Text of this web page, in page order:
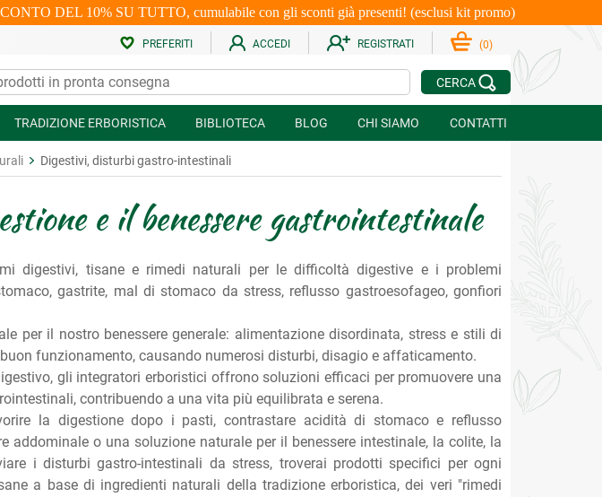
DEL 10% SU TUTTO, cumulabile con gli sconti già presenti! (esclusi kit promo)
PREFERITI ACCEDI REGISTRATI (0)
CERCA
TRADIZIONE ERBORISTICA BIBLIOTECA BLOG CHI SIAMO CONTATTI
Digestivi, disturbi gastro-intestinali
e il benessere gastrointestinale
digestivi, tisane e rimedi naturali per le difficoltà digestive e i problemi
gastrite, mal di stomaco da stress, reflusso gastroesofageo, gonfiori
per il nostro benessere generale: alimentazione disordinata, stress e stili di
funzionamento, causando numerosi disturbi, disagio e affaticamento.
gli integratori erboristici offrono soluzioni efficaci per promuovere una
contribuendo a una vita più equilibrata e serena.
la digestione dopo i pasti, contrastare acidità di stomaco e reflusso
addominale o una soluzione naturale per il benessere intestinale, la colite, la
i disturbi gastro-intestinali da stress, troverai prodotti specifici per ogni
a base di ingredienti naturali della tradizione erboristica, dei veri "rimedi